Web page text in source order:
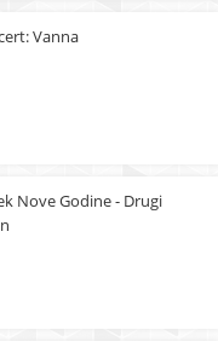
Vanna
Nove Godine - Drugi